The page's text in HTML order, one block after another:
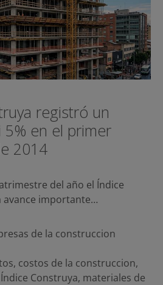
registró un
5% en el primer
2014
del año el Índice
avance importante…
de la construccion
, costos de la construccion,
Índice Construya, materiales de